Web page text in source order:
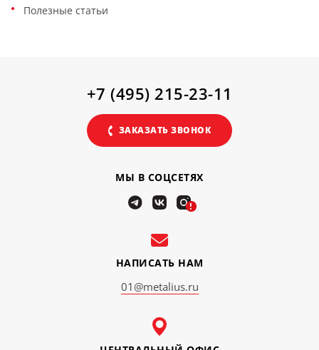
Полезные статьи
НАПИСАТЬ НАМ
01@metalius.ru
МЫ В СОЦСЕТЯХ
!
+7 (495) 215-23-11
ЗАКАЗАТЬ ЗВОНОК